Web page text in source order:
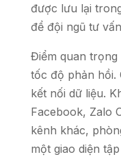
được lưu lại
để đội ngũ tư
Điểm quan trọng
tốc độ phản hồi.
kết nối dữ liệu.
Facebook, Zalo
kênh khác,
một giao diện